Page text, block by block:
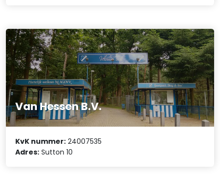
Van Hessen B.V.
KvK nummer: 24007535
Adres: Sutton 10